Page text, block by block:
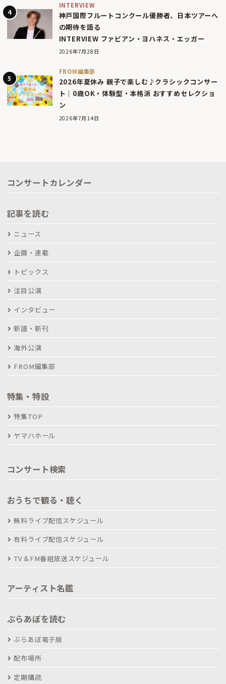
INTERVIEW
神戸国際フルートコンクール優勝者、日本ツアーへ
の期待を語る
INTERVIEW ファビアン・ヨハネス・エッガー
2026年7月28日
FROM編集部
2026年夏休み 親子で楽しむ♪クラシックコンサー
ト｜0歳OK・体験型・本格派 おすすめセレクショ
ン
2026年7月14日
コンサートカレンダー
記事を読む
ニュース
企画・連載
トピックス
注目公演
インタビュー
新譜・新刊
海外公演
FROM編集部
特集・特設
特集TOP
ヤマハホール
コンサート検索
おうちで観る・聴く
無料ライブ配信スケジュール
有料ライブ配信スケジュール
TV＆FM番組放送スケジュール
アーティスト名鑑
ぶらあぼを読む
ぶらあぼ電子版
配布場所
定期購読